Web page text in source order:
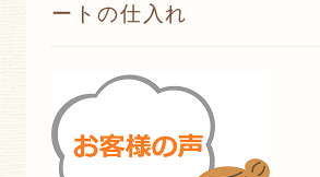
ートの仕入れ